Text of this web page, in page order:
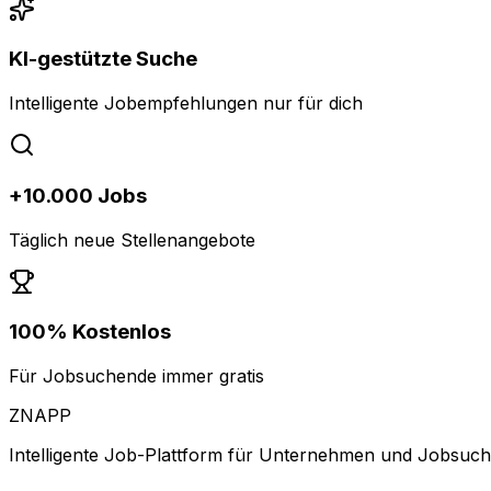
KI-gestützte Suche
Intelligente Jobempfehlungen nur für dich
+10.000 Jobs
Täglich neue Stellenangebote
100% Kostenlos
Für Jobsuchende immer gratis
ZNAPP
Intelligente Job-Plattform für Unternehmen und